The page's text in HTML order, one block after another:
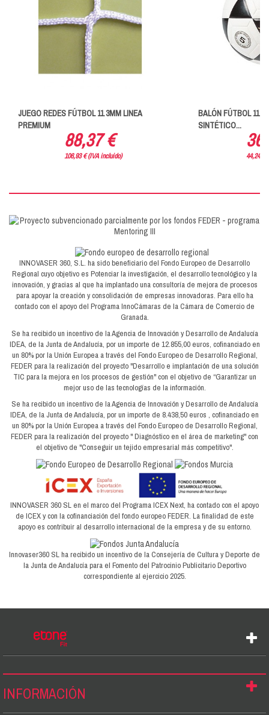
JUEGO REDES FÚTBOL 11 3MM LINEA
PREMIUM
88,37 €
106,93 € (IVA incluido)
BALÓN FÚTBOL 11
SINTÉTICO...
44,24 €
INNOVASER 360, S.L. ha sido beneficiario del Fondo Europeo de Desarrollo
Regional cuyo objetivo es Potenciar la investigación, el desarrollo tecnológico y la
innovación, y gracias al que ha implantado una consultoría de mejora de procesos
para apoyar la creación y consolidación de empresas innovadoras. Para ello ha
contado con el apoyo del Programa InnoCámaras de la Cámara de Comercio de
Granada.
Se ha recibido un incentivo de la Agencia de Innovación y Desarrollo de Andalucía
IDEA, de la Junta de Andalucía, por un importe de 12.855,00 euros, cofinanciado en
un 80% por la Unión Europea a través del Fondo Europeo de Desarrollo Regional,
FEDER para la realización del proyecto "Desarrollo e implantación de una solución
TIC para la mejora en los procesos de gestión" con el objetivo de “Garantizar un
mejor uso de las tecnologías de la información.
Se ha recibido un incentivo de la Agencia de Innovación y Desarrollo de Andalucía
IDEA, de la Junta de Andalucía, por un importe de 8.438,50 euros , cofinanciado en
un 80% por la Unión Europea a través del Fondo Europeo de Desarrollo Regional,
FEDER para la realización del proyecto " Diagnóstico en el área de marketing" con
el objetivo de "Conseguir un tejido empresarial más competitivo".
INNOVASER 360 SL en el marco del Programa ICEX Next, ha contado con el apoyo
de ICEX y con la cofinanciación del fondo europeo FEDER. La finalidad de este
apoyo es contribuir al desarrollo internacional de la empresa y de su entorno.
Innovaser360 SL ha recibido un incentivo de la Consejería de Cultura y Deporte de
la Junta de Andalucía para el Fomento del Patrocinio Publicitario Deportivo
correspondiente al ejercicio 2025.
INFORMACIÓN